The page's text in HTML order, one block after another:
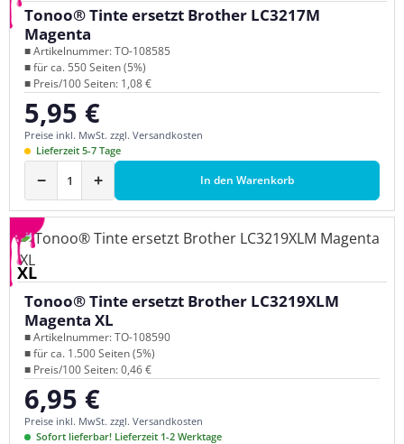
Tonoo® Tinte ersetzt Brother LC3217M
Magenta
■ Artikelnummer: TO-108585
■ für ca. 550 Seiten (5%)
■ Preis/100 Seiten: 1,08 €
Regulärer Preis:
5,95 €
Preise inkl. MwSt. zzgl. Versandkosten
Lieferzeit 5-7 Tage
− + In den Warenkorb
XL
Tonoo® Tinte ersetzt Brother LC3219XLM
Magenta XL
■ Artikelnummer: TO-108590
■ für ca. 1.500 Seiten (5%)
■ Preis/100 Seiten: 0,46 €
Regulärer Preis:
6,95 €
Preise inkl. MwSt. zzgl. Versandkosten
Sofort lieferbar! Lieferzeit 1-2 Werktage